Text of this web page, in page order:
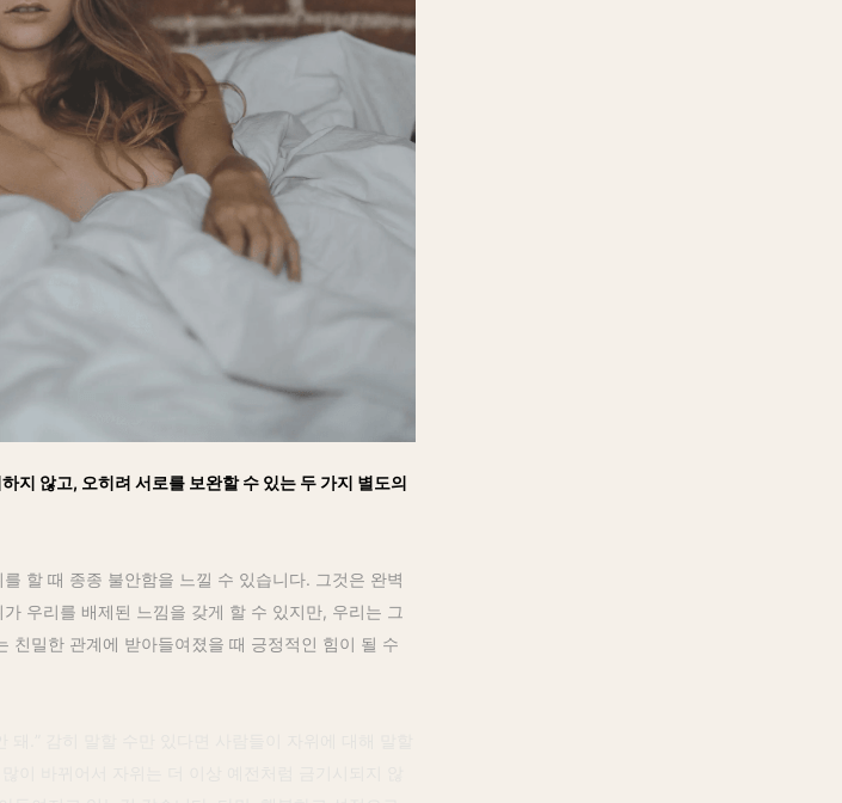
지 않고, 오히려 서로를 보완할 수 있는 두 가지 별도의
할 때 종종 불안함을 느낄 수 있습니다. 그것은 완벽
우리를 배제된 느낌을 갖게 할 수 있지만, 우리는 그
친밀한 관계에 받아들여졌을 때 긍정적인 힘이 될 수